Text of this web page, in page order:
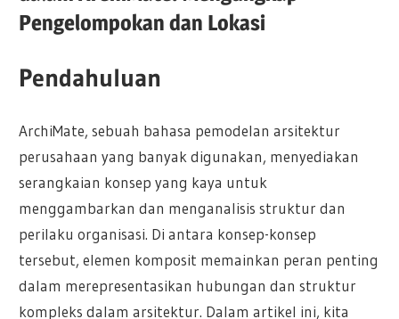
Pengelompokan dan Lokasi
Pendahuluan
ArchiMate, sebuah bahasa pemodelan arsitektur
perusahaan yang banyak digunakan, menyediakan
serangkaian konsep yang kaya untuk
menggambarkan dan menganalisis struktur dan
perilaku organisasi. Di antara konsep-konsep
tersebut, elemen komposit memainkan peran penting
dalam merepresentasikan hubungan dan struktur
kompleks dalam arsitektur. Dalam artikel ini, kita